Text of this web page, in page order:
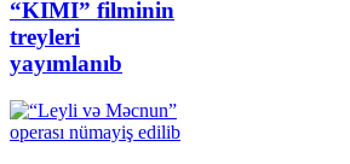
“KIMI” filminin
treyleri
yayımlanıb